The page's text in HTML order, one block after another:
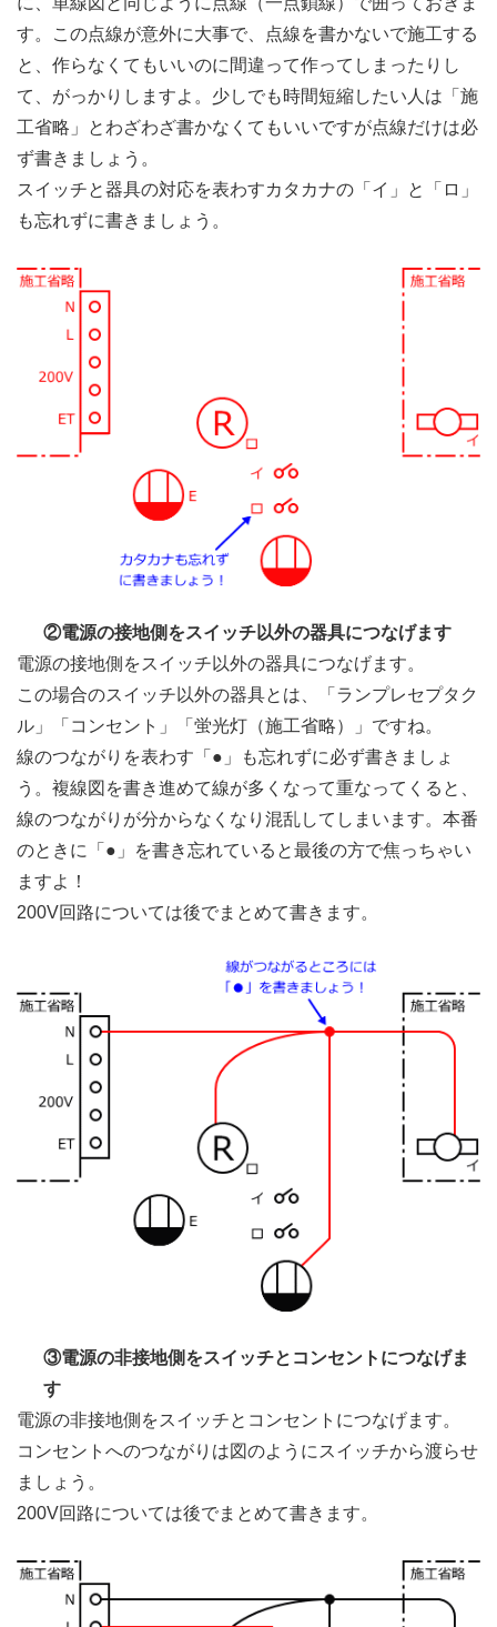
す。この点線が意外に大事で、点線を書かないで施工する
と、作らなくてもいいのに間違って作ってしまったりし
て、がっかりしますよ。少しでも時間短縮したい人は「施
工省略」とわざわざ書かなくてもいいですが点線だけは必
ず書きましょう。
スイッチと器具の対応を表わすカタカナの「イ」と「ロ」
も忘れずに書きましょう。
②電源の接地側をスイッチ以外の器具につなげます
電源の接地側をスイッチ以外の器具につなげます。
この場合のスイッチ以外の器具とは、「ランプレセプタク
ル」「コンセント」「蛍光灯（施工省略）」ですね。
線のつながりを表わす「●」も忘れずに必ず書きましょ
う。複線図を書き進めて線が多くなって重なってくると、
線のつながりが分からなくなり混乱してしまいます。本番
のときに「●」を書き忘れていると最後の方で焦っちゃい
ますよ！
200V回路については後でまとめて書きます。
③電源の非接地側をスイッチとコンセントにつなげま
す
電源の非接地側をスイッチとコンセントにつなげます。
コンセントへのつながりは図のようにスイッチから渡らせ
ましょう。
200V回路については後でまとめて書きます。